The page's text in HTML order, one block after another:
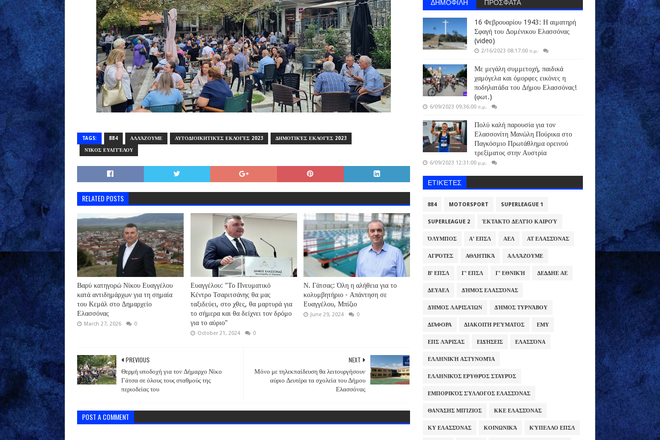
TAGS: 884 ΑΛΛΆΖΟΥΜΕ ΑΥΤΟΔΙΟΙΚΗΤΙΚΈΣ ΕΚΛΟΓΈΣ 2023 ΔΗΜΟΤΙΚΈΣ ΕΚΛΟΓΈΣ 2023
ΝΊΚΟΣ ΕΥΑΓΓΈΛΟΥ
RELATED POSTS
Βαρύ κατηγορώ Νίκου Ευαγγέλου
κατά αντιδημάρχων για τη σημαία
του Κεμάλ στο Δημαρχείο
Ελασσόνας
March 27, 2026 0
Ευαγγέλου: "Το Πνευματικό
Κέντρο Τσαριτσάνης θα μας
ταξιδεύει, στο χθες, θα μαρτυρά για
το σήμερα και θα δείχνει τον δρόμο
για το αύριο"
October 21, 2024 0
Ν. Γάτσας: Όλη η αλήθεια για το
κολυμβητήριο - Απάντηση σε
Ευαγγέλου, Μπίζιο
June 29, 2024 0
NEXT
Μόνο με τηλεκπαίδευση θα λειτουργήσουν
αύριο Δευτέρα τα σχολεία του Δήμου
Ελασσόνας
PREVIOUS
Θερμή υποδοχή για τον Δήμαρχο Νίκο
Γάτσα σε όλους τους σταθμούς της
περιοδείας του
POST A COMMENT
16 Φεβρουαρίου 1943: Η αιματηρή
Σφαγή του Δομένικου Ελασσόνας
(video)
2/16/2023 08:17:00 π.μ.
Με μεγάλη συμμετοχή, παιδικά
χαμόγελα και όμορφες εικόνες η
ποδηλατάδα του Δήμου Ελασσόνας!
(φωτ.)
6/09/2023 09:36:00 π.μ.
Πολύ καλή παρουσία για τον
Ελασσονίτη Μανώλη Πούρικα στο
Παγκόσμιο Πρωτάθλημα ορεινού
τρεξίματος στην Αυστρία
6/09/2023 12:31:00 μ.μ.
ΕΤΙΚΈΤΕΣ
884 MOTORSPORT SUPERLEAGUE 1
SUPERLEAGUE 2 ΈΚΤΑΚΤΟ ΔΕΛΤΊΟ ΚΑΙΡΟΎ
ΌΛΥΜΠΟΣ Α' ΕΠΣΛ ΑΕΛ ΑΤ ΕΛΑΣΣΌΝΑΣ
ΑΓΡΌΤΕΣ ΑΘΛΗΤΙΚΆ ΑΛΛΆΖΟΥΜΕ
Β' ΕΠΣΛ Γ' ΕΠΣΛ Γ' ΕΘΝΙΚΉ ΔΕΔΔΗΕ ΑΕ
ΔΕΥΑΕΛ ΔΉΜΟΣ ΕΛΑΣΣΌΝΑΣ
ΔΉΜΟΣ ΛΑΡΙΣΑΊΩΝ ΔΉΜΟΣ ΤΥΡΝΆΒΟΥ
ΔΙΆΦΟΡΑ ΔΙΑΚΟΠΉ ΡΕΎΜΑΤΟΣ ΕΜΥ
ΕΠΣ ΛΆΡΙΣΑΣ ΕΙΔΉΣΕΙΣ ΕΛΑΣΣΌΝΑ
ΕΛΛΗΝΙΚΉ ΑΣΤΥΝΟΜΊΑ
ΕΛΛΗΝΙΚΌΣ ΕΡΥΘΡΌΣ ΣΤΑΥΡΌΣ
ΕΜΠΟΡΙΚΌΣ ΣΎΛΛΟΓΟΣ ΕΛΑΣΣΌΝΑΣ
ΘΑΝΆΣΗΣ ΜΠΊΖΙΟΣ ΚΚΕ ΕΛΑΣΣΌΝΑΣ
ΚΥ ΕΛΑΣΣΌΝΑΣ ΚΟΙΝΩΝΙΚΆ ΚΎΠΕΛΛΟ ΕΠΣΛ